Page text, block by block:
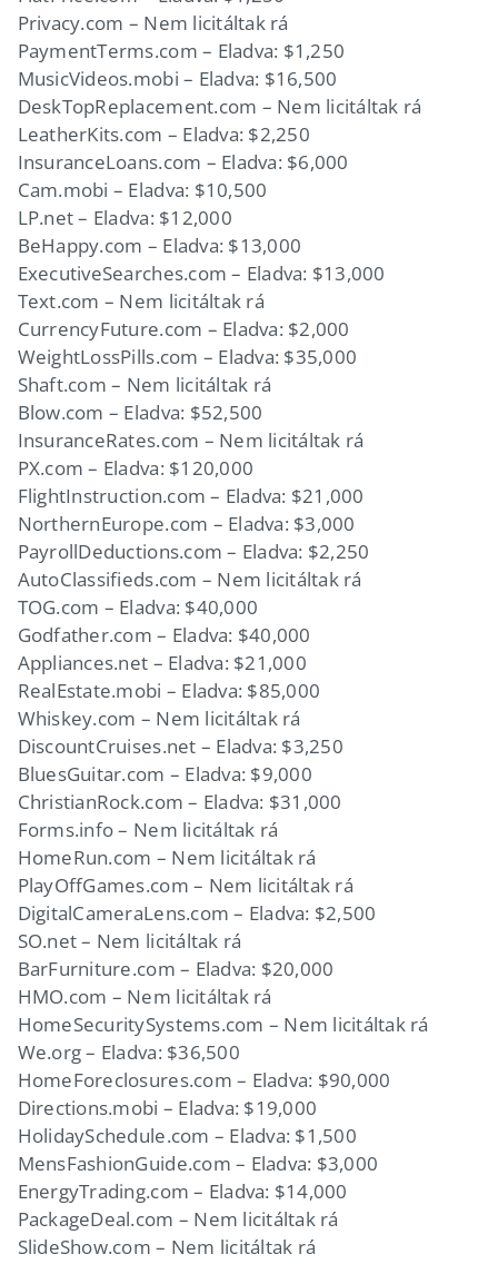
Privacy.com – Nem licitáltak rá
PaymentTerms.com – Eladva: $1,250
MusicVideos.mobi – Eladva: $16,500
DeskTopReplacement.com – Nem licitáltak rá
LeatherKits.com – Eladva: $2,250
InsuranceLoans.com – Eladva: $6,000
Cam.mobi – Eladva: $10,500
LP.net – Eladva: $12,000
BeHappy.com – Eladva: $13,000
ExecutiveSearches.com – Eladva: $13,000
Text.com – Nem licitáltak rá
CurrencyFuture.com – Eladva: $2,000
WeightLossPills.com – Eladva: $35,000
Shaft.com – Nem licitáltak rá
Blow.com – Eladva: $52,500
InsuranceRates.com – Nem licitáltak rá
PX.com – Eladva: $120,000
FlightInstruction.com – Eladva: $21,000
NorthernEurope.com – Eladva: $3,000
PayrollDeductions.com – Eladva: $2,250
AutoClassifieds.com – Nem licitáltak rá
TOG.com – Eladva: $40,000
Godfather.com – Eladva: $40,000
Appliances.net – Eladva: $21,000
RealEstate.mobi – Eladva: $85,000
Whiskey.com – Nem licitáltak rá
DiscountCruises.net – Eladva: $3,250
BluesGuitar.com – Eladva: $9,000
ChristianRock.com – Eladva: $31,000
Forms.info – Nem licitáltak rá
HomeRun.com – Nem licitáltak rá
PlayOffGames.com – Nem licitáltak rá
DigitalCameraLens.com – Eladva: $2,500
SO.net – Nem licitáltak rá
BarFurniture.com – Eladva: $20,000
HMO.com – Nem licitáltak rá
HomeSecuritySystems.com – Nem licitáltak rá
We.org – Eladva: $36,500
HomeForeclosures.com – Eladva: $90,000
Directions.mobi – Eladva: $19,000
HolidaySchedule.com – Eladva: $1,500
MensFashionGuide.com – Eladva: $3,000
EnergyTrading.com – Eladva: $14,000
PackageDeal.com – Nem licitáltak rá
SlideShow.com – Nem licitáltak rá